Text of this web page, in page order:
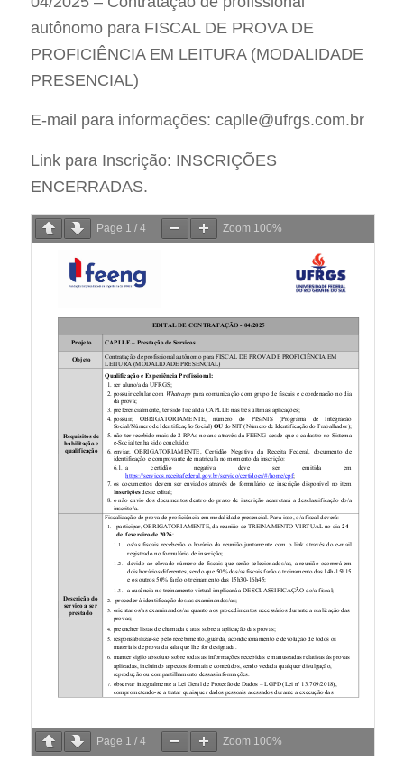
autônomo para FISCAL DE PROVA DE
PROFICIÊNCIA EM LEITURA (MODALIDADE
PRESENCIAL)
E-mail para informações: caplle@ufrgs.com.br
Link para Inscrição: INSCRIÇÕES
ENCERRADAS.
Page 1 / 4 Zoom 100%
Page 1 / 4 Zoom 100%